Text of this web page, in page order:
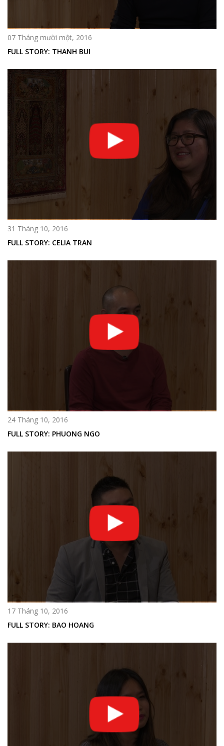
07 Tháng mười một, 2016
FULL STORY: THANH BUI
31 Tháng 10, 2016
FULL STORY: CELIA TRAN
24 Tháng 10, 2016
FULL STORY: PHUONG NGO
17 Tháng 10, 2016
FULL STORY: BAO HOANG